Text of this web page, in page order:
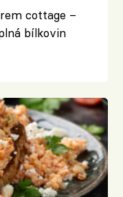
cottage –
bílkovin